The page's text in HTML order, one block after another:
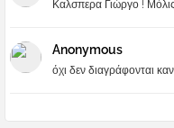
Καλσπερα Γιώργο !
Anonymous
όχι δεν διαγράφονται